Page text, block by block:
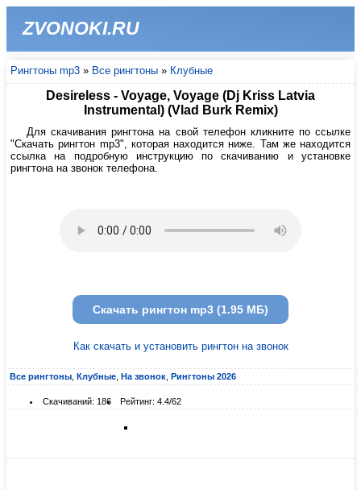
ZVONOKI.RU
Рингтоны mp3 » Все рингтоны » Клубные
Desireless - Voyage, Voyage (Dj Kriss Latvia
Instrumental) (Vlad Burk Remix)
Для скачивания рингтона на свой телефон кликните по ссылке
"Скачать рингтон mp3", которая находится ниже. Там же находится
ссылка на подробную инструкцию по скачиванию и установке
рингтона на звонок телефона.
Скачать рингтон mp3 (1.95 МБ)
Как скачать и установить рингтон на звонок
Все рингтоны Клубные На звонок Рингтоны 2026
Скачиваний: 186 Рейтинг: 4.4/62